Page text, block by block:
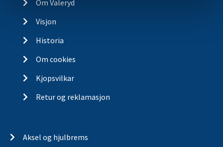
Om Valeryd
Visjon
Historia
Om cookies
Kjopsvilkar
Retur og reklamasjon
Aksel og hjulbrems